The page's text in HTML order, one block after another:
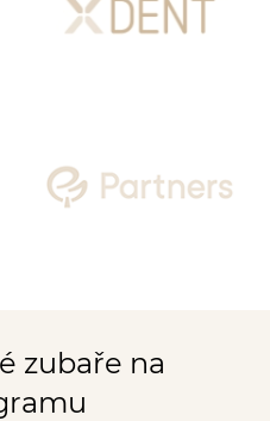
zubaře na